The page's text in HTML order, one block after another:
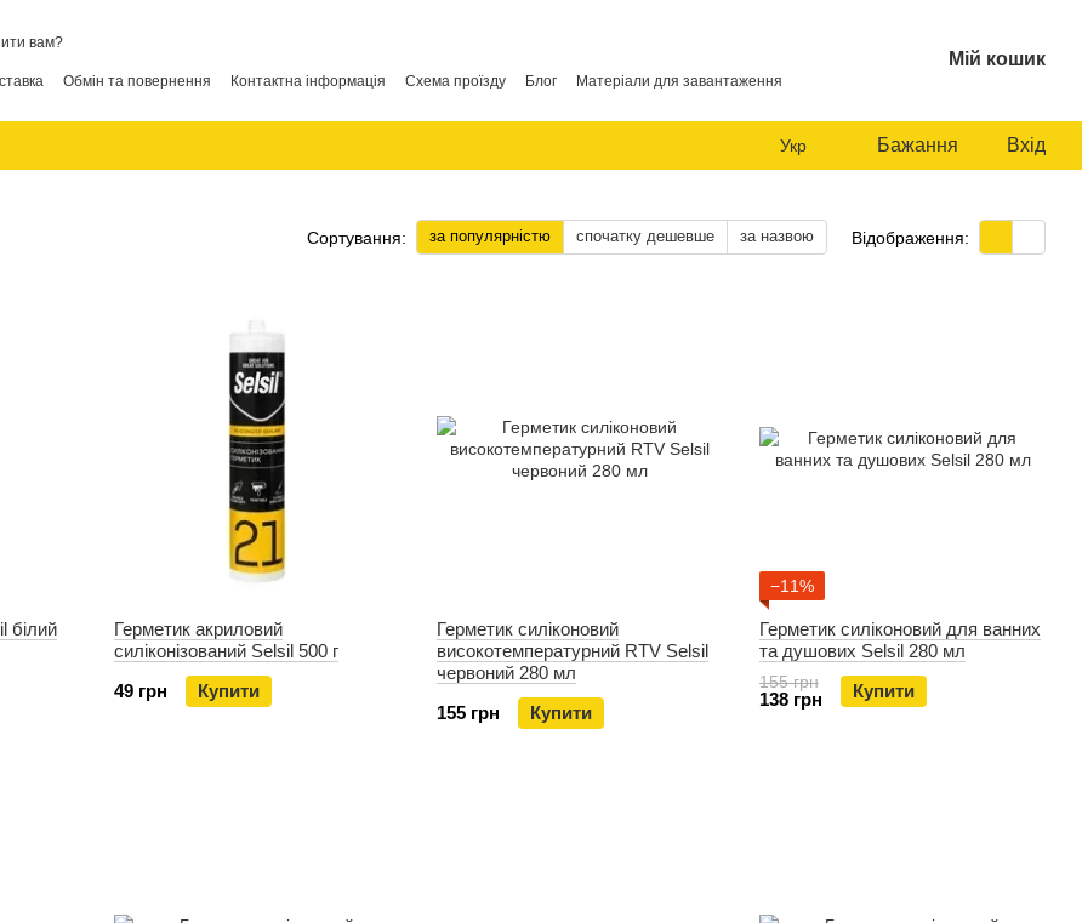
вам?
Обмін та повернення Контактна інформація Схема проїзду Блог Матеріали для завантаження
Мій кошик
Укр Бажання Вхід
Сортування: за популярністю спочатку дешевше за назвою Відображення:
білий
Герметик акриловий
силіконізований Selsil 500 г
49 грн
Купити
Герметик силіконовий
високотемпературний RTV Selsil
червоний 280 мл
155 грн
Купити
−11%
Герметик силіконовий для ванних
та душових Selsil 280 мл
155 грн
138 грн Купити